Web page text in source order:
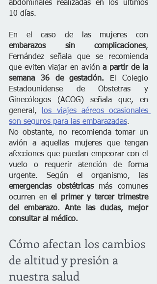
abdominales realizadas en los últimos
10 días.
embarazos sin complicaciones,
Fernández señala que se recomienda
que eviten viajar en avión a partir de la
semana 36 de gestación. El Colegio
Estadounidense de Obstetras y
Ginecólogos (ACOG) señala que, en
general,
los viajes aéreos ocasionales
son seguros para las embarazadas.
No obstante, no recomienda tomar un
avión a aquellas mujeres que tengan
afecciones que puedan empeorar con el
vuelo o requerir atención de forma
urgente. Según el organismo, las
emergencias obstétricas más comunes
ocurren en el primer y tercer trimestre
del embarazo. Ante las dudas, mejor
consultar al médico.
Cómo afectan los cambios
de altitud y presión a
nuestra salud